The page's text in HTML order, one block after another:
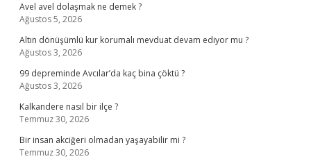
Avel avel dolaşmak ne demek ?
Ağustos 5, 2026
Altın dönüşümlü kur korumalı mevduat devam ediyor mu ?
Ağustos 3, 2026
99 depreminde Avcılar’da kaç bina çöktü ?
Ağustos 3, 2026
Kalkandere nasıl bir ilçe ?
Temmuz 30, 2026
Bir insan akciğeri olmadan yaşayabilir mi ?
Temmuz 30, 2026